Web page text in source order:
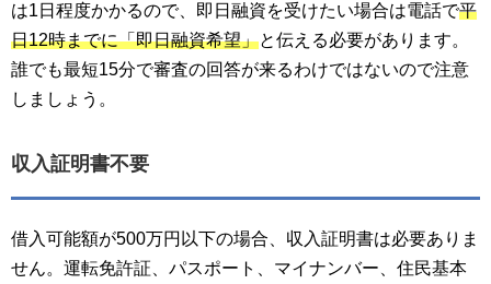
は1日程度かかるので、即日融資を受けたい場合は電話で平
日12時までに「即日融資希望」と伝える必要があります。
誰でも最短15分で審査の回答が来るわけではないので注意
しましょう。
収入証明書不要
借入可能額が500万円以下の場合、収入証明書は必要ありま
せん。運転免許証、パスポート、マイナンバー、住民基本